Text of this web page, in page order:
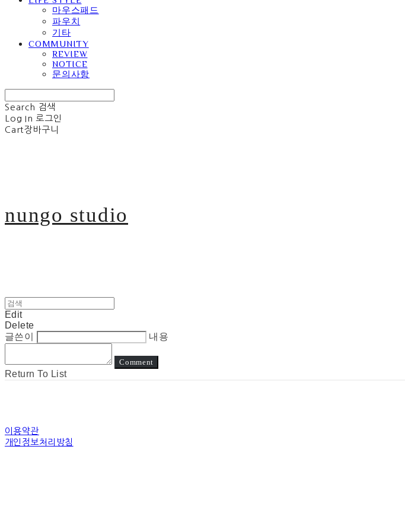
마우스패드
파우치
기타
COMMUNITY
REVIEW
NOTICE
문의사항
Search 검색
Log In 로그인
Cart장바구니
nungo studio
Edit
Delete
글쓴이
내용
Comment
Return To List
이용약관
개인정보처리방침